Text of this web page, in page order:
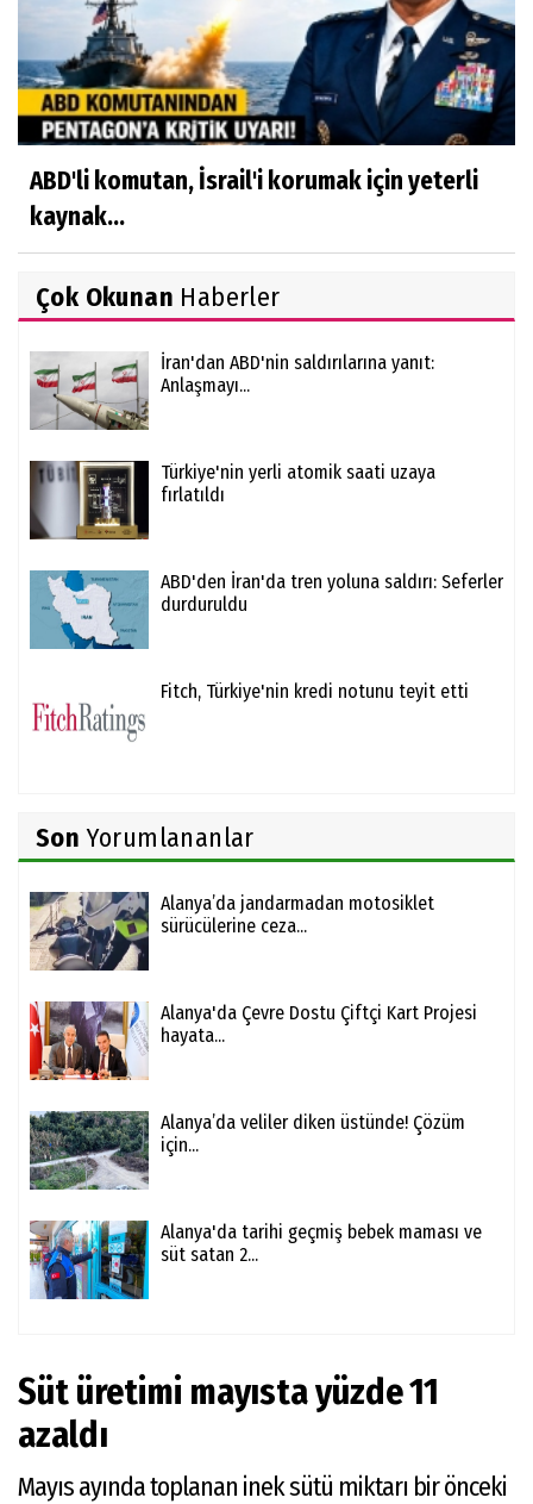
ABD'li komutan, İsrail'i korumak için yeterli
kaynak...
Çok Okunan Haberler
İran'dan ABD'nin saldırılarına yanıt:
Anlaşmayı...
Türkiye'nin yerli atomik saati uzaya
fırlatıldı
ABD'den İran'da tren yoluna saldırı: Seferler
durduruldu
Fitch, Türkiye'nin kredi notunu teyit etti
Son Yorumlananlar
Alanya’da jandarmadan motosiklet
sürücülerine ceza...
Alanya'da Çevre Dostu Çiftçi Kart Projesi
hayata...
Alanya’da veliler diken üstünde! Çözüm
için...
Alanya'da tarihi geçmiş bebek maması ve
süt satan 2...
Süt üretimi mayısta yüzde 11
azaldı
Mayıs ayında toplanan inek sütü miktarı bir önceki